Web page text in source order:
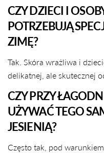
CZY DZIECI I
POTRZEBUJĄ
ZIMĘ?
Tak. Skóra wrażliwa i
delikatnej, ale skutecznej
CZY PRZY
UŻYWAĆ TEGO
JESIENIĄ?
Często tak, pod